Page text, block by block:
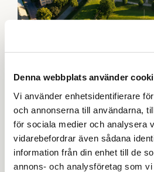
Denna webbplats använder
Vi använder enhetsidentifierare
och annonserna till användarna,
för sociala medier och analysera
vidarebefordrar även sådana
information från din enhet till de
annons- och analysföretag som vi